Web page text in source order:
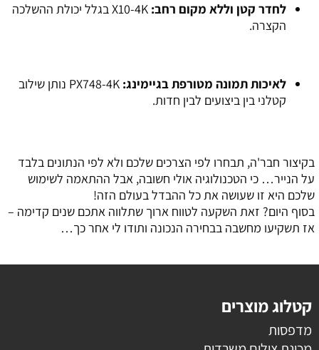
לחדר קטן וללא מקום רחב:
X10-4K בגלל יכולת ההשלכה
הקצרה.
לאיכות תמונה מטורפת בגיימינג:
PX748-4K נותן שילוב
קטלני בין ביצועים לבין חדות.
בקיצור חבר'ה, תבחרו לפי הצרכים שלכם ולא לפי הנתונים בלבד
על הנייר… כי הטכנולוגיה אולי חשובה, אבל ההתאמה לשימוש
שלכם היא זו שעושה את כל ההבדל בעולם הזה!
בסוף היום? זאת השקעה לטווח ארוך שתלווה אתכם שנים קדימה –
אז תשקיעו מחשבה בבחירה הנכונה ותודו לי אחר כך…
קטלוג מוצרים
מדפסות